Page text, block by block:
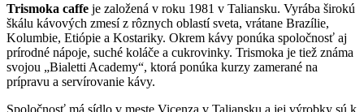
Trismoka caffe je založená v roku 1981 v Taliansku. Vyrába širokú
škálu kávových zmesí z rôznych oblastí sveta, vrátane Brazílie,
Kolumbie, Etiópie a Kostariky. Okrem kávy ponúka spoločnosť aj
prírodné nápoje, suché koláče a cukrovinky. Trismoka je tiež známa
svojou „Bialetti Academy“, ktorá ponúka kurzy zamerané na
prípravu a servírovanie kávy.
Spoločnosť má sídlo v meste Vicenza v Taliansku a jej výrobky sú k